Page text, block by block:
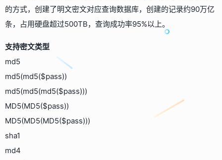
的方式，创建了明文密文对应查询数据库，创建的记录约90万亿
条，占用硬盘超过500TB，查询成功率95%以上。
支持密文类型
md5
md5(md5($pass))
md5(md5(md5($pass)))
MD5(MD5($pass))
MD5(MD5(MD5($pass)))
sha1
md4